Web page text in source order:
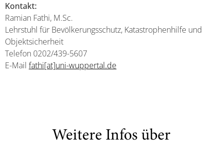
Kontakt:
Ramian Fathi, M.Sc.
Lehrstuhl für Bevölkerungsschutz, Katastrophenhilfe und
Objektsicherheit
Telefon 0202/439-5607
E-Mail fathi[at]uni-wuppertal.de
Weitere Infos über